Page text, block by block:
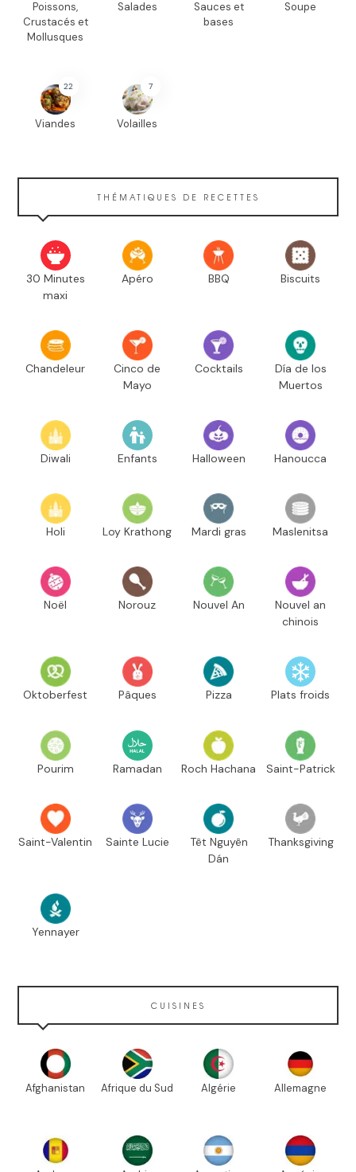
Poissons,
Crustacés et
Mollusques
Salades
Sauces et
bases
Soupe
22
Viandes
7
Volailles
THÉMATIQUES DE RECETTES
30 Minutes
maxi
Apéro BBQ Biscuits
Chandeleur
Cinco de
Mayo
Cocktails
Día de los
Muertos
Diwali Enfants Halloween Hanoucca
Holi Loy Krathong Mardi gras Maslenitsa
Noël Norouz Nouvel An
Nouvel an
chinois
Oktoberfest Pâques Pizza Plats froids
Pourim Ramadan Roch Hachana Saint-Patrick
Saint-Valentin Sainte Lucie
Têt Nguyên
Dán
Thanksgiving
Yennayer
CUISINES
Afghanistan Afrique du Sud Algérie Allemagne